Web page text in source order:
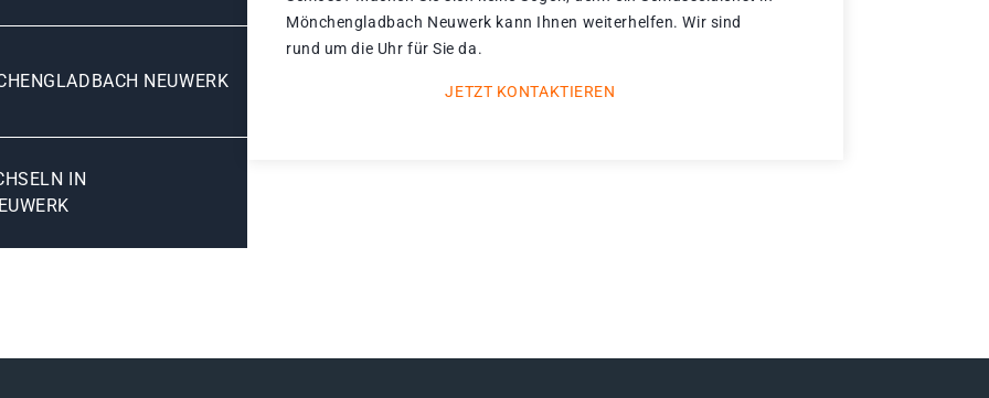
NEUWERK
IN M
Mönchengladbach Neuwerk kann Ihnen weiterhelfen. Wir sind
rund um die Uhr für Sie da.
JETZT KONTAKTIEREN